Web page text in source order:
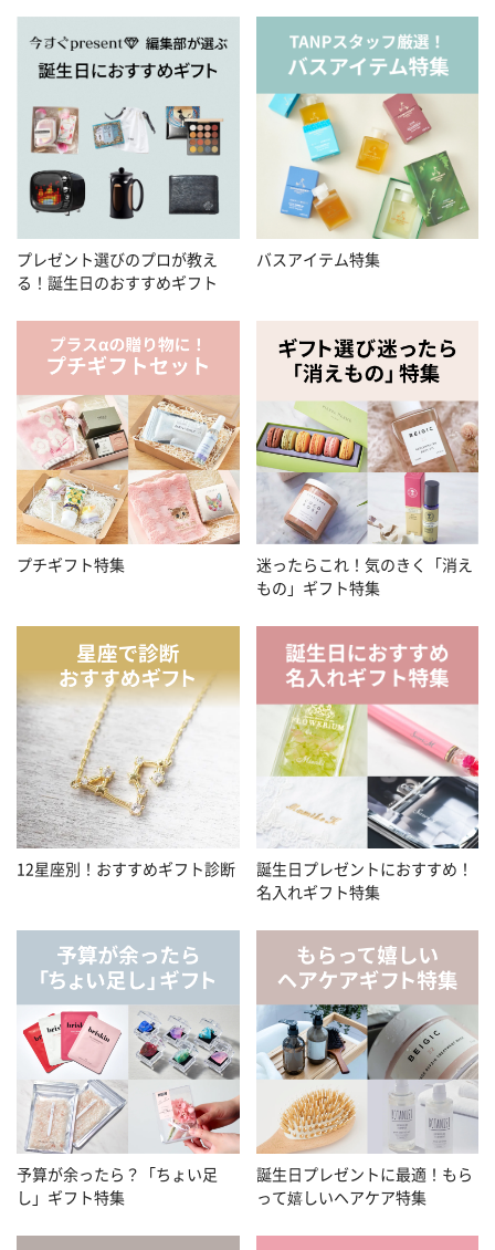
プレゼント選びのプロが教え
る！誕生日のおすすめギフト
バスアイテム特集
プチギフト特集
迷ったらこれ！気のきく「消え
もの」ギフト特集
12星座別！おすすめギフト診断
誕生日プレゼントにおすすめ！
名入れギフト特集
予算が余ったら？「ちょい足
し」ギフト特集
誕生日プレゼントに最適！もら
って嬉しいヘアケア特集